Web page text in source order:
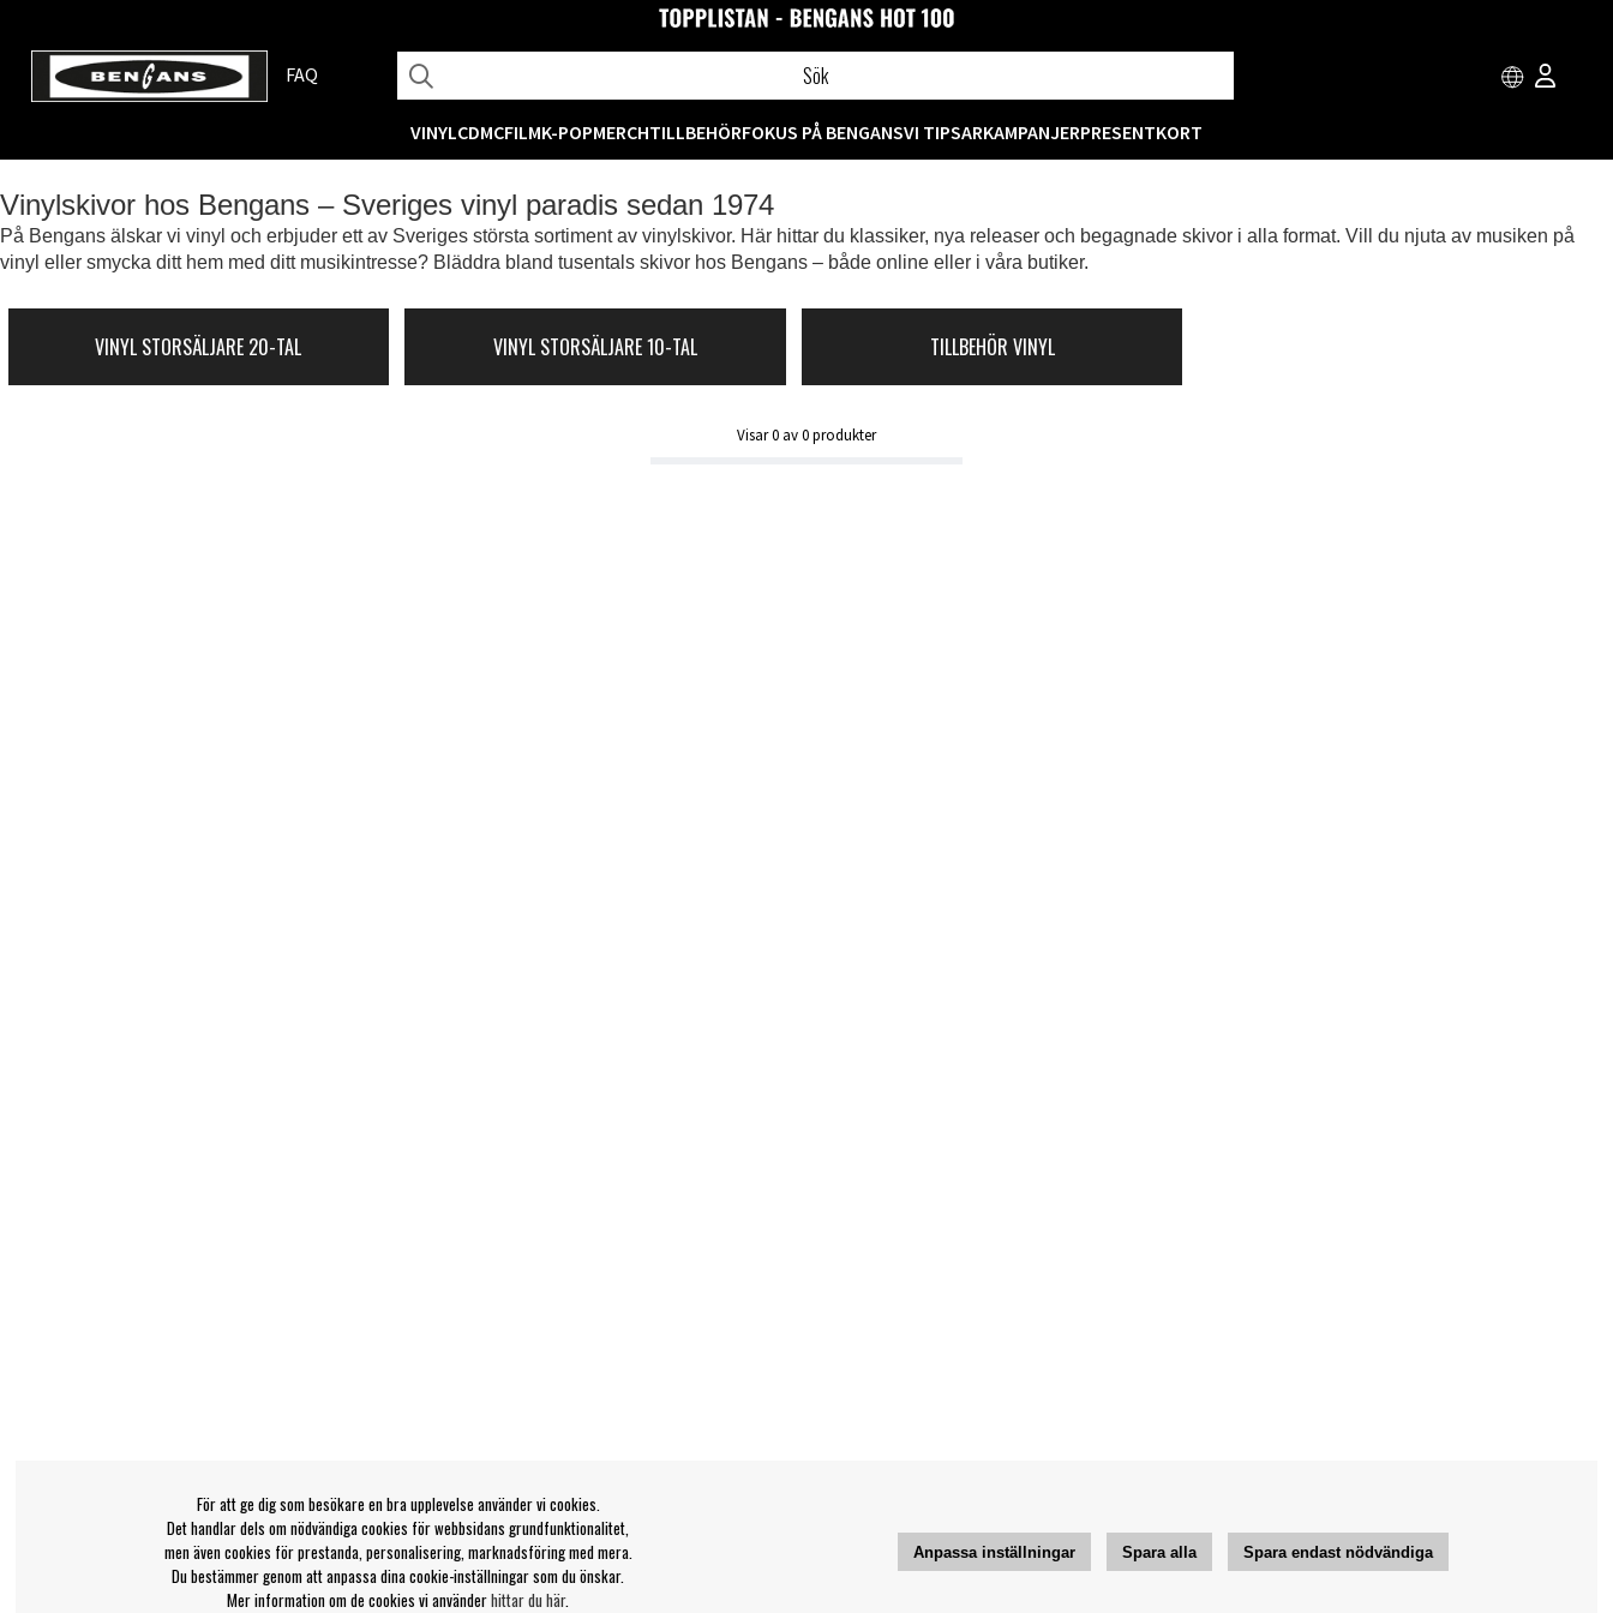
FAQ
VINYLCDMCFILMK-POPMERCHTILLBEHÖRFOKUS PÅ BENGANSVI TIPSARKAMPANJERPRESENTKORT
Vinylskivor hos Bengans – Sveriges vinyl paradis sedan 1974
På Bengans älskar vi vinyl och erbjuder ett av Sveriges största sortiment av vinylskivor. Här hittar du klassiker, nya releaser och begagnade skivor i alla format. Vill du njuta av musiken på
vinyl eller smycka ditt hem med ditt musikintresse? Bläddra bland tusentals skivor hos Bengans – både online eller i våra butiker.
VINYL STORSÄLJARE 20-TAL VINYL STORSÄLJARE 10-TAL TILLBEHÖR VINYL
Visar0 av0produkter
För att ge dig som besökare en bra upplevelse använder vi cookies.
Det handlar dels om nödvändiga cookies för webbsidans grundfunktionalitet,
men även cookies för prestanda, personalisering, marknadsföring med mera.
Du bestämmer genom att anpassa dina cookie-inställningar som du önskar.
Mer information om de cookies vi använderhittar du här.
Anpassa inställningar Spara alla Spara endast nödvändiga